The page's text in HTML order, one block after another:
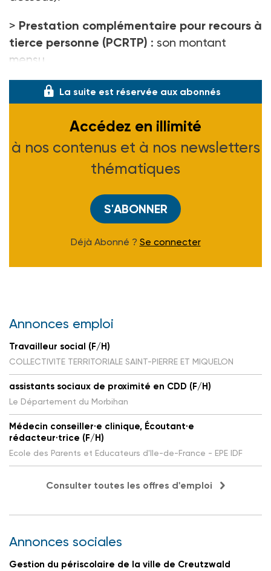
> Prestation complémentaire pour recours à
tierce personne (PCRTP) : son montant
mensu
La suite est réservée aux abonnés
Accédez en illimité
à nos contenus et à nos newsletters
thématiques
S'ABONNER
Déjà Abonné ? Se connecter
Annonces emploi
Travailleur social (F/H)
COLLECTIVITE TERRITORIALE SAINT-PIERRE ET MIQUELON
assistants sociaux de proximité en CDD (F/H)
Le Département du Morbihan
Médecin conseiller·e clinique, Écoutant·e
rédacteur·trice (F/H)
Ecole des Parents et Educateurs d'Ile-de-France - EPE IDF
Consulter toutes les offres d'emploi
Annonces sociales
Gestion du périscolaire de la ville de Creutzwald